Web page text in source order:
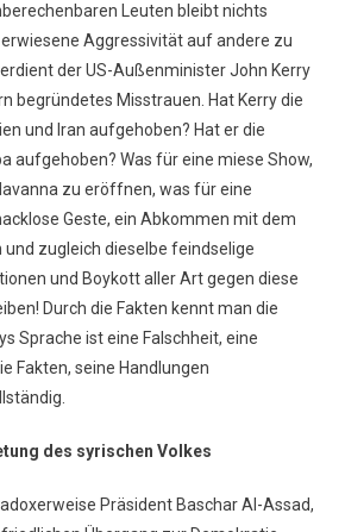
Leuten bleibt nichts
Aggressivität auf andere zu
der US-Außenminister John Kerry
begründetes Misstrauen. Hat Kerry die
und Iran aufgehoben? Hat er die
aufgehoben? Was für eine miese Show,
zu eröffnen, was für eine
Geste, ein Abkommen mit dem
und zugleich dieselbe feindselige
und Boykott aller Art gegen diese
Durch die Fakten kennt man die
Sprache ist eine Falschheit, eine
Fakten, seine Handlungen
des syrischen Volkes
Präsident Baschar Al-Assad,